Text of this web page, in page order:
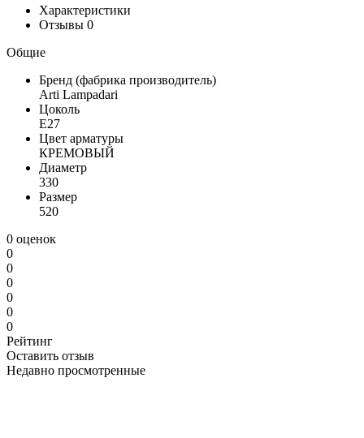
Характеристики
Отзывы 0
Общие
Бренд (фабрика производитель)
Arti Lampadari
Цоколь
E27
Цвет арматуры
КРЕМОВЫЙ
Диаметр
330
Размер
520
0 оценок
0
0
0
0
0
0
Рейтинг
Оставить отзыв
Недавно просмотренные